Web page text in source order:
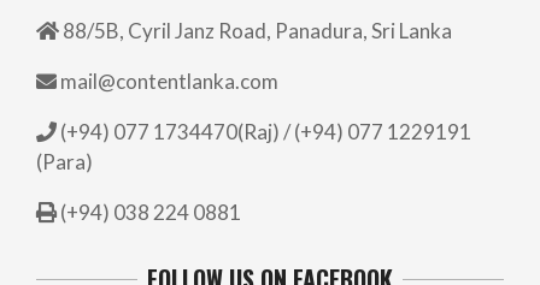
88/5B, Cyril Janz Road, Panadura, Sri Lanka
mail@contentlanka.com
(+94) 077 1734470(Raj) / (+94) 077 1229191
(Para)
(+94) 038 224 0881